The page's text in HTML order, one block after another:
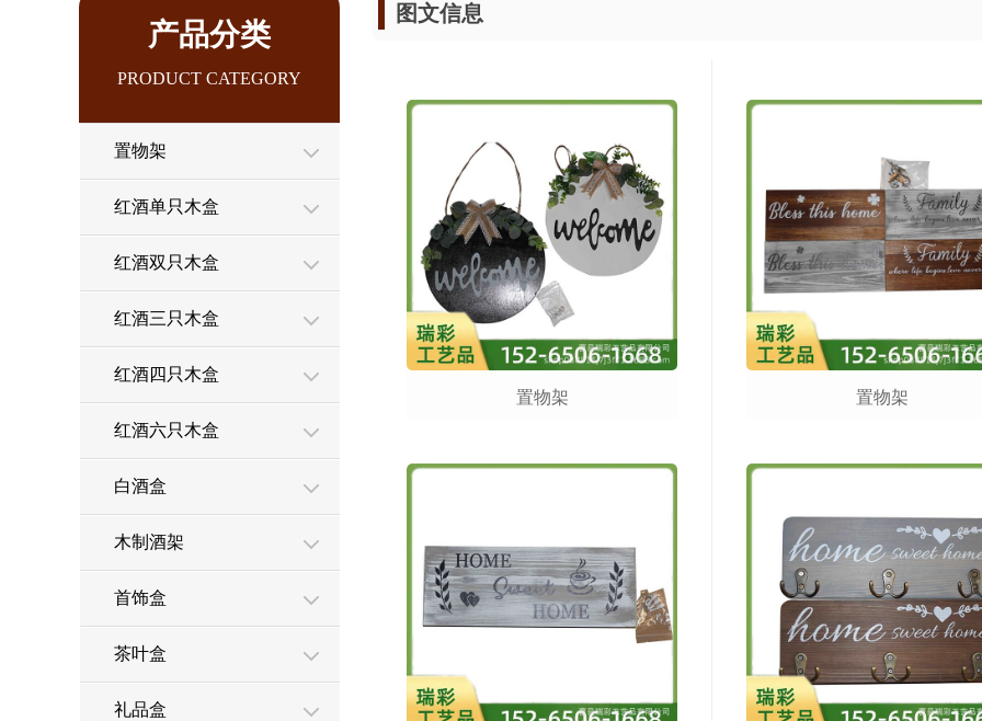
产品分类
PRODUCT CATEGORY
置物架
红酒单只木盒
红酒双只木盒
红酒三只木盒
红酒四只木盒
红酒六只木盒
白酒盒
木制酒架
首饰盒
茶叶盒
礼品盒
图文信息
置物架 置物架